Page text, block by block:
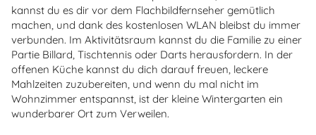
kannst du es dir vor dem Flachbildfernseher gemütlich
machen, und dank des kostenlosen WLAN bleibst du immer
verbunden. Im Aktivitätsraum kannst du die Familie zu einer
Partie Billard, Tischtennis oder Darts herausfordern. In der
offenen Küche kannst du dich darauf freuen, leckere
Mahlzeiten zuzubereiten, und wenn du mal nicht im
Wohnzimmer entspannst, ist der kleine Wintergarten ein
wunderbarer Ort zum Verweilen.